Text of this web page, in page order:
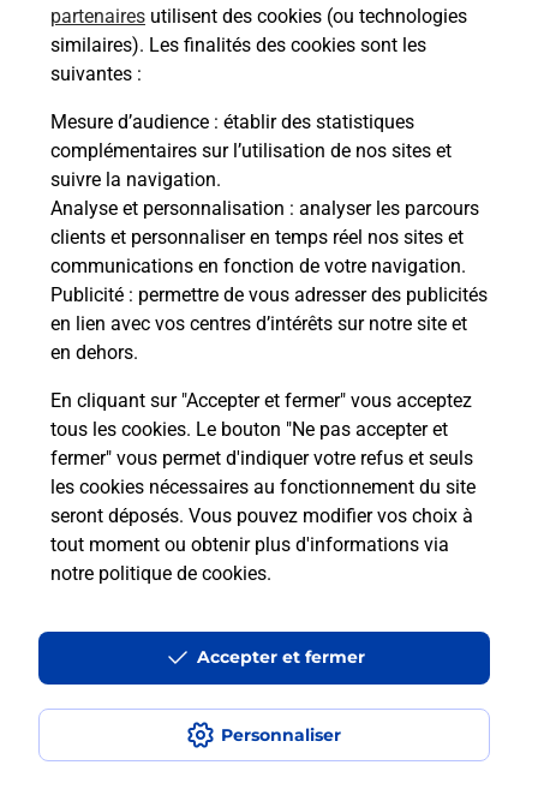
partenaires utilisent des cookies (ou technologies
similaires). Les finalités des cookies sont les
suivantes :
Mesure d’audience : établir des statistiques
complémentaires sur l’utilisation de nos sites et
suivre la navigation.
Analyse et personnalisation : analyser les parcours
clients et personnaliser en temps réel nos sites et
communications en fonction de votre navigation.
Publicité : permettre de vous adresser des publicités
en lien avec vos centres d’intérêts sur notre site et
en dehors.
En cliquant sur "Accepter et fermer" vous acceptez
tous les cookies. Le bouton "Ne pas accepter et
fermer" vous permet d'indiquer votre refus et seuls
les cookies nécessaires au fonctionnement du site
seront déposés. Vous pouvez modifier vos choix à
tout moment ou obtenir plus d'informations via
notre politique de cookies.
Personnaliser
Accepter et fermer
Comment demander une
modification de livraison ?
Comment La Poste participe-t-elle
à votre sécurité au quotidien ?
Puis-je passer mon code de la route
avec La Poste et sous quelles
conditions ?
Localiser Liste Moselle BAMBIDERSTROFF
Accessibilité : partiellement conforme
Conditions contractuelles
Mentions légales